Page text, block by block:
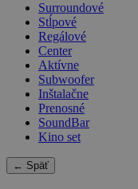
Surroundové
Stĺpové
Regálové
Center
Aktívne
Subwoofer
Inštalačne
Prenosné
SoundBar
Kino set
← Späť